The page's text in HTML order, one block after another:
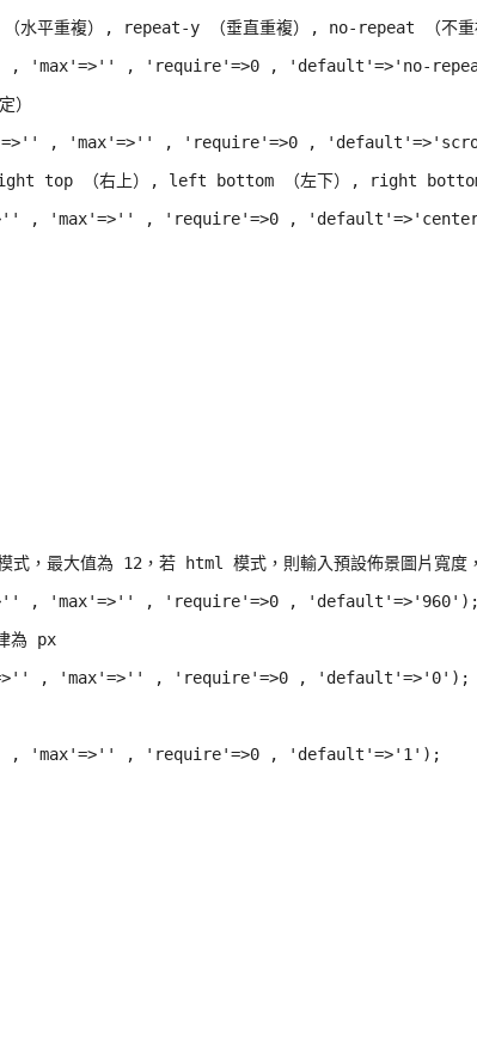
平重複）, repeat-y （垂直重複）, no-repeat （不重
, 'max'=>'' , 'require'=>0 , 'default'=>'no-
）
, 'max'=>'' , 'require'=>0 ,
top （右上）, left bottom （左下）, right
, 'max'=>'' , 'require'=>0 ,
最大值為 12，若 html 模式，則輸入預設佈景圖片寬度
, 'max'=>'' , 'require'=>0 , 'default'=>'960');
為 px
, 'max'=>'' , 'require'=>0 , 'default'=>'0');
, 'max'=>'' , 'require'=>0 , 'default'=>'1');